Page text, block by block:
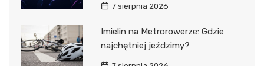
7 sierpnia 2026
Imielin na Metrorowerze: Gdzie
najchętniej jeździmy?